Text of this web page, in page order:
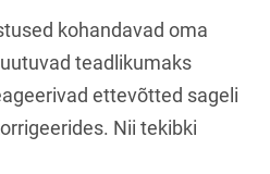
kohandavad oma
teadlikumaks
ettevõtted sageli
Nii tekibki